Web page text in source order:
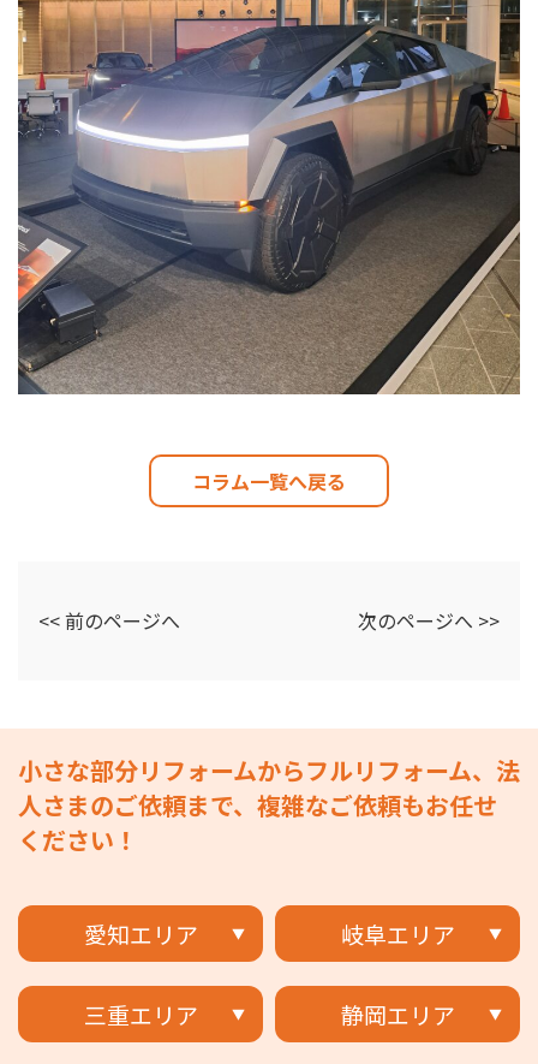
コラム一覧へ戻る
<< 前のページへ 次のページへ >>
小さな部分リフォームからフルリフォーム、法
人さまのご依頼まで、複雑なご依頼もお任せ
ください！
愛知エリア 岐阜エリア
三重エリア 静岡エリア